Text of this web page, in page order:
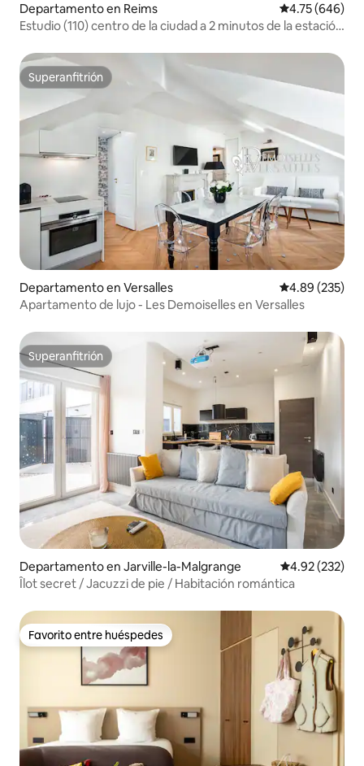
Departamento en Reims Calificación
4.75 (646)
Estudio (110) centro de la ciudad a 2 minutos de la estación
Superanfitrión
Superanfitrión
Departamento en Versalles Calificación
4.89 (235)
Apartamento de lujo - Les Demoiselles en Versalles
Superanfitrión
Superanfitrión
Departamento en Jarville-la-Malgrange Calificación
4.92 (232)
Îlot secret / Jacuzzi de pie / Habitación romántica
Favorito entre huéspedes
Favorito entre huéspedes